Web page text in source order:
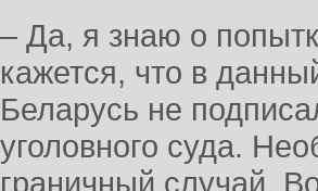
– Да, я знаю о
кажется, что в
Беларусь не
уголовного суда.
граничный случай.